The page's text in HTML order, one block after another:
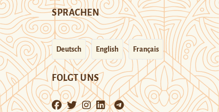
SPRACHEN
Deutsch English Français
FOLGT UNS